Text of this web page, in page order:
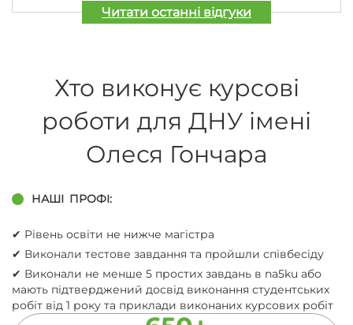
Читати останні відгуки
Хто виконує курсові
роботи для ДНУ імені
Олеся Гончара
НАШІ ПРОФІ:
✔︎ Рівень освіти не нижче магістра
✔︎ Виконали тестове завдання та пройшли співбесіду
✔︎ Виконали не менше 5 простих завдань в na5ku або
мають підтверджений досвід виконання студентських
робіт від 1 року та приклади виконаних курсових робіт